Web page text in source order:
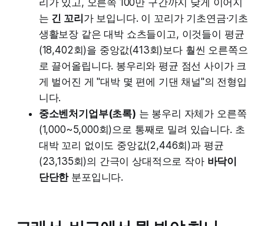
는 긴 꼬리가 보입니다. 이 꼬리가 기초연금·기초
생활보장 같은 대박 쇼츠들이고, 이것들이 평균
(18,402회)을 중앙값(413회)보다 훨씬 오른쪽으
로 끌어올립니다. 봉우리와 평균 점선 사이가 크
게 벌어진 게 "대박 몇 편에 기댄 채널"의 전형입
니다.
중소벤처기업부(초록) 는 봉우리 자체가 오른쪽
(1,000~5,000회)으로 통째로 밀려 있습니다. 초
대박 꼬리 없이도 중앙값(2,446회)과 평균
(23,135회)의 간극이 상대적으로 작아 바닥이
단단한분포입니다.